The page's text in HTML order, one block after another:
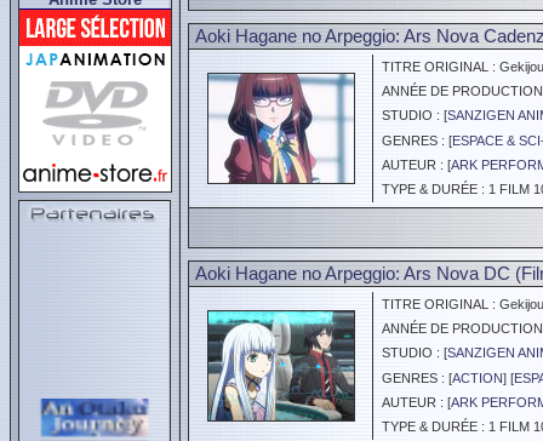
Aoki Hagane no Arpeggio: Ars Nova
TITRE ORIGINAL :
ANNÉE DE
STUDIO : [SANZIGEN
GENRES : [ESPACE &
AUTEUR : [ARK
TYPE & DURÉE : 1 FILM
Aoki Hagane no Arpeggio: Ars Nova DC
TITRE ORIGINAL :
ANNÉE DE
STUDIO : [SANZIGEN
GENRES : [ACTION] [
AUTEUR : [ARK
TYPE & DURÉE : 1 FILM